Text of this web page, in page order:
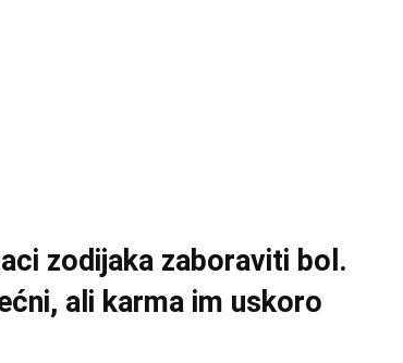
zodijaka zaboraviti bol.
ali karma im uskoro